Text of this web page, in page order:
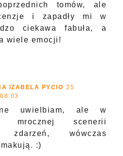
tomów, ale
i zapadły mi w
ciekawa fabuła, a
wiele emocji!
IZABELA PYCIO 25
uwielbiam, ale w
scenerii
zdarzeń, wówczas
:)